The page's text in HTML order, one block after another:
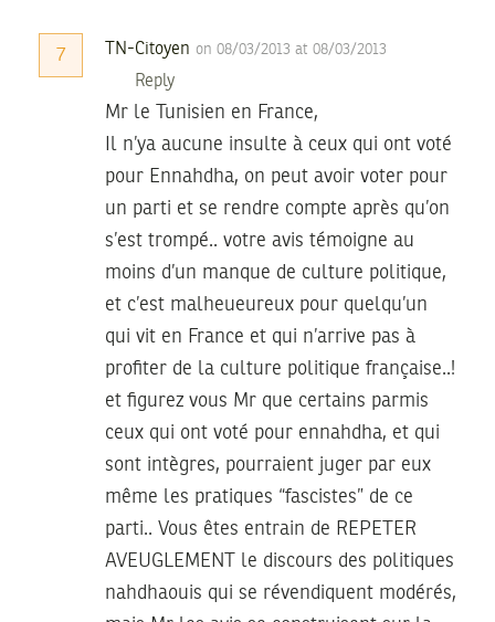
7 TN-Citoyen on 08/03/2013 at 08/03/2013
Reply
Mr le Tunisien en France,
Il n’ya aucune insulte à ceux qui ont voté
pour Ennahdha, on peut avoir voter pour
un parti et se rendre compte après qu’on
s’est trompé.. votre avis témoigne au
moins d’un manque de culture politique,
et c’est malheueureux pour quelqu’un
qui vit en France et qui n’arrive pas à
profiter de la culture politique française..!
et figurez vous Mr que certains parmis
ceux qui ont voté pour ennahdha, et qui
sont intègres, pourraient juger par eux
même les pratiques “fascistes” de ce
parti.. Vous êtes entrain de REPETER
AVEUGLEMENT le discours des politiques
nahdhaouis qui se révendiquent modérés,